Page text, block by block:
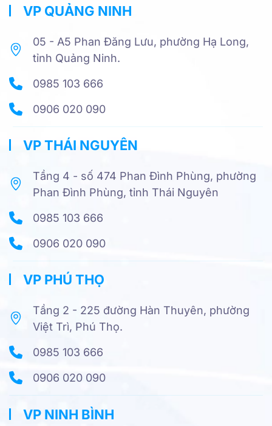
VP QUẢNG NINH
05 - A5 Phan Đăng Lưu, phường Hạ Long,
tỉnh Quảng Ninh.
0985 103 666
0906 020 090
VP THÁI NGUYÊN
Tầng 4 - số 474 Phan Đình Phùng, phường
Phan Đình Phùng, tỉnh Thái Nguyên
0985 103 666
0906 020 090
VP PHÚ THỌ
Tầng 2 - 225 đường Hàn Thuyên, phường
Việt Trì, Phú Thọ.
0985 103 666
0906 020 090
VP NINH BÌNH